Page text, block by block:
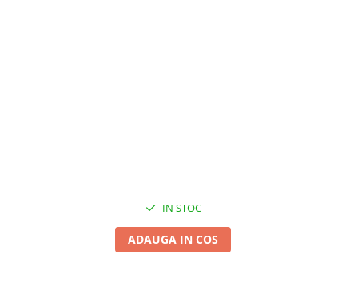
IN STOC
ADAUGA IN COS